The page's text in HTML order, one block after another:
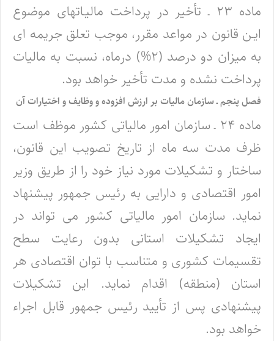
ماده ۲۳ ـ تأخیر در پرداخت مالیـاتهای موضوع
ایـن قانون در مواعد مقرر، موجب تعلق جریمه ای
به میزان دو درصد (۲%) درماه، نسبت به مالیات
پرداخت نشده و مدت تأخیر خواهد بود.
فصل پنجم ـ سازمان مالیات بر ارزش افزوده و وظایف و اختیارات آن
ماده ۲۴ ـ سازمان امور مالیاتی کشور موظف است
ظرف مدت سه ماه از تاریخ تصویب این قانون،
ساختار و تشکیلات مورد نیاز خود را از طریق وزیر
امور اقتصادی و دارایی به رئیس جمهور پیشنهاد
نماید. سازمان امور مالیاتی کشور می تواند در
ایجاد تشکیلات استانی بدون رعایت سطح
تقسیمات کشوری و متناسب با توان اقتصادی هر
استان (منطقه) اقدام نماید. این تشکیلات
پیشنهادی پس از تأیید رئیس جمهور قابل اجراء
خواهد بود.